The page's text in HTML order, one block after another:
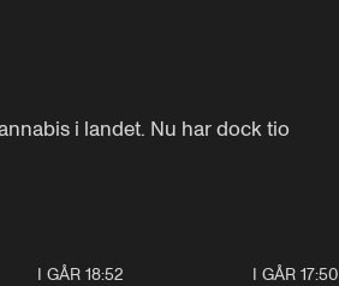
i landet. Nu har dock tio
I GÅR 18:52 I GÅR 17:50